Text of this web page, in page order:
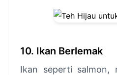
10. Ikan Berlemak
Ikan seperti salmon,